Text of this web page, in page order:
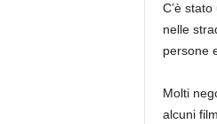
C’è
nelle
persone
Molti
alcuni